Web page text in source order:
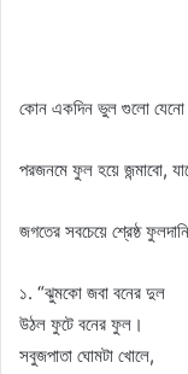
কোন একদিন ভুল গুলো যেনো
পরজনমে ফুল হয়ে জন্মাবো,
জগতের সবচেয়ে শ্রেষ্ঠ
১. “ঝুমকো জবা বনের দুল
উঠল ফুটে বনের ফুল।
সবুজপাতা ঘোমটা খোলে,